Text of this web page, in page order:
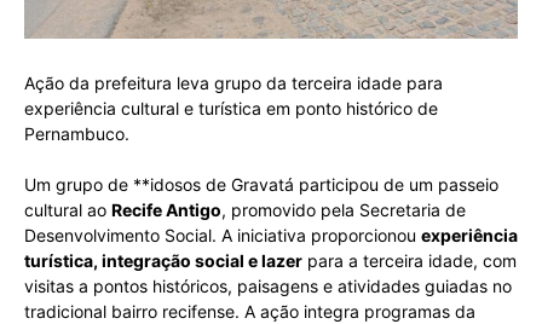
Ação da prefeitura leva grupo da terceira idade para
experiência cultural e turística em ponto histórico de
Pernambuco.
Um grupo de **idosos de Gravatá participou de um passeio
cultural ao Recife Antigo, promovido pela Secretaria de
Desenvolvimento Social. A iniciativa proporcionou experiência
turística, integração social e lazer para a terceira idade, com
visitas a pontos históricos, paisagens e atividades guiadas no
tradicional bairro recifense. A ação integra programas da